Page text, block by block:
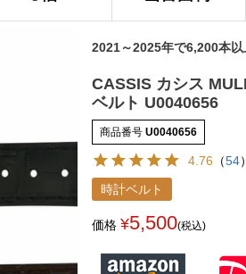
2021～2025年で6,200本
CASSIS カシス
ベルト U0040656
商品番号 U0040656
4.76 （54）
時計ベルト
価格 ¥5,500(税込)